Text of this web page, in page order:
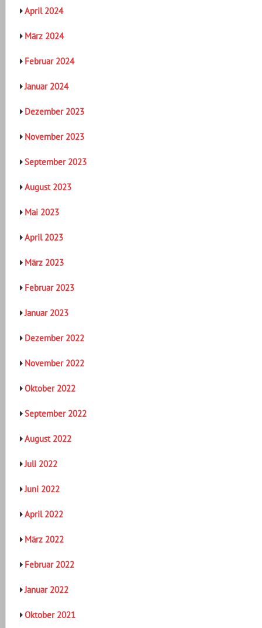
April 2024
März 2024
Februar 2024
Januar 2024
Dezember 2023
November 2023
September 2023
August 2023
Mai 2023
April 2023
März 2023
Februar 2023
Januar 2023
Dezember 2022
November 2022
Oktober 2022
September 2022
August 2022
Juli 2022
Juni 2022
April 2022
März 2022
Februar 2022
Januar 2022
Oktober 2021